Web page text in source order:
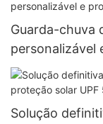
Guarda-chuva
personalizável
Solução